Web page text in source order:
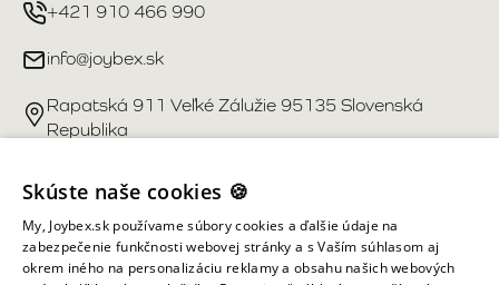
+421 910 466 990
info@joybex.sk
Rapatská 911 Veľké Zálužie 95135 Slovenská
Republika
Užitočné odkazy
Účet
Skúste naše cookies 🍪
My, Joybex.sk používame súbory cookies a ďalšie údaje na
zabezpečenie funkčnosti webovej stránky a s Vaším súhlasom aj
okrem iného na personalizáciu reklamy a obsahu našich webových